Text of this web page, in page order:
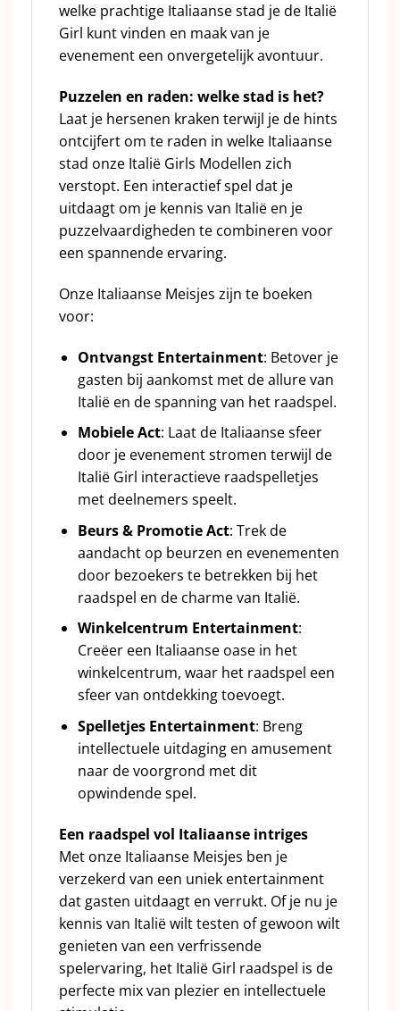
welke prachtige Italiaanse stad je de Italië
Girl kunt vinden en maak van je
evenement een onvergetelijk avontuur.
Puzzelen en raden: welke stad is het?
Laat je hersenen kraken terwijl je de hints
ontcijfert om te raden in welke Italiaanse
stad onze Italië Girls Modellen zich
verstopt. Een interactief spel dat je
uitdaagt om je kennis van Italië en je
puzzelvaardigheden te combineren voor
een spannende ervaring.
Onze Italiaanse Meisjes zijn te boeken
voor:
Ontvangst Entertainment: Betover je
gasten bij aankomst met de allure van
Italië en de spanning van het raadspel.
Mobiele Act: Laat de Italiaanse sfeer
door je evenement stromen terwijl de
Italië Girl interactieve raadspelletjes
met deelnemers speelt.
Beurs & Promotie Act: Trek de
aandacht op beurzen en evenementen
door bezoekers te betrekken bij het
raadspel en de charme van Italië.
Winkelcentrum Entertainment:
Creëer een Italiaanse oase in het
winkelcentrum, waar het raadspel een
sfeer van ontdekking toevoegt.
Spelletjes Entertainment: Breng
intellectuele uitdaging en amusement
naar de voorgrond met dit
opwindende spel.
Een raadspel vol Italiaanse intriges
Met onze Italiaanse Meisjes ben je
verzekerd van een uniek entertainment
dat gasten uitdaagt en verrukt. Of je nu je
kennis van Italië wilt testen of gewoon wilt
genieten van een verfrissende
spelervaring, het Italië Girl raadspel is de
perfecte mix van plezier en intellectuele